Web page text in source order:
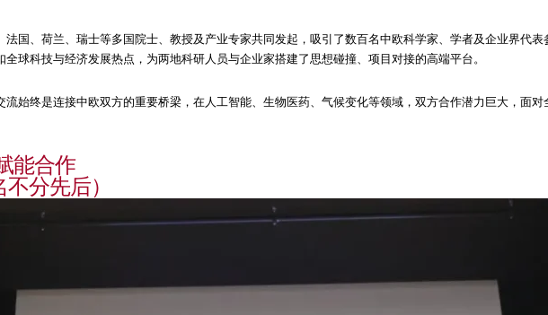
国、荷兰、瑞士等多国院士、教授及产业专家共同发起，吸引了数百名中欧科学家、学者及企业界代
球科技与经济发展热点，为两地科研人员与企业家搭建了思想碰撞、项目对接的高端平台。
流始终是连接中欧双方的重要桥梁，在人工智能、生物医药、气候变化等领域，双方合作潜力巨大，面
能合作
不分先后）